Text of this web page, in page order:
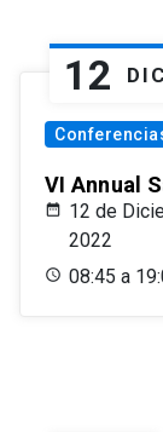
12 DIC
VI Annual
12 de
2022
08:45 a